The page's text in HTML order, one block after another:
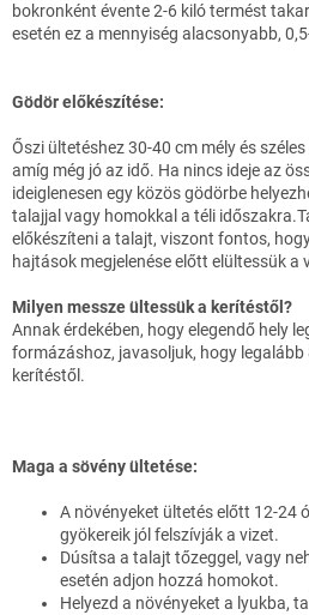
bokronként évente 2-6 kiló termést
esetén ez a mennyiség alacsonyabb,
Gödör előkészítése:
Őszi ültetéshez 30-40 cm mély és
amíg még jó az idő. Ha nincs ideje az
ideiglenesen egy közös gödörbe
talajjal vagy homokkal a téli
előkészíteni a talajt, viszont fontos,
hajtások megjelenése előtt elültessük a
Milyen messze ültessük a kerítéstől?
Annak érdekében, hogy elegendő hely
formázáshoz, javasoljuk, hogy
kerítéstől.
Maga a sövény ültetése:
A növényeket ültetés előtt 12-24
gyökereik jól felszívják a vizet.
Dúsítsa a talajt tőzeggel, vagy
esetén adjon hozzá homokot.
Helyezd a növényeket a lyukba,